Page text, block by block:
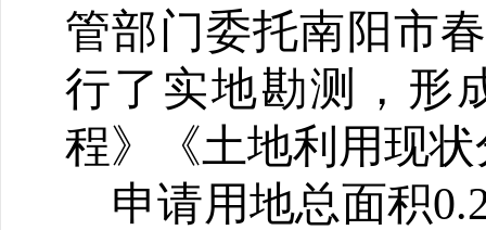
管部门委托南阳市
行了实地勘测，形
程》
《土地利用现
申请用地总面积